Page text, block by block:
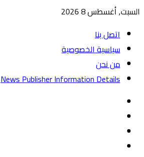
السبت, أغسطس 8 2026
اتصل بنا
سياسية الخصوصية
من نحن
News Publisher Information Details